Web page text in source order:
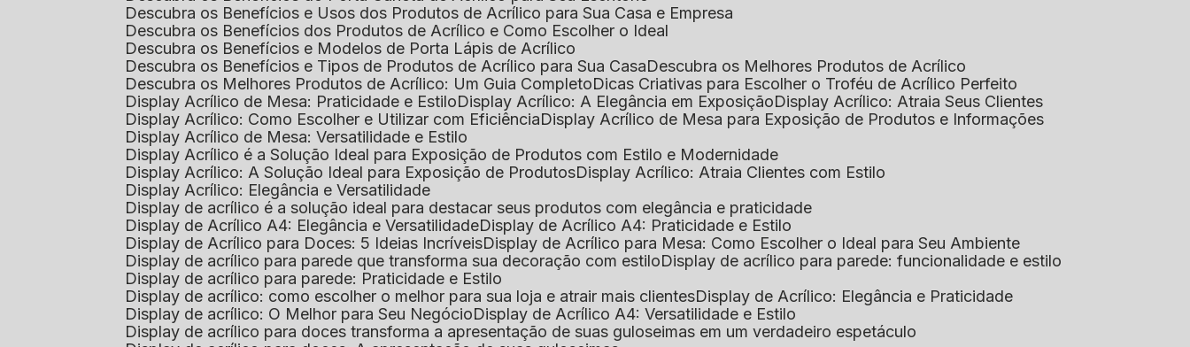
Descubra os Benefícios e Usos dos Produtos de Acrílico para Sua Casa e Empresa
Descubra os Benefícios dos Produtos de Acrílico e Como Escolher o Ideal
Descubra os Benefícios e Modelos de Porta Lápis de Acrílico
Descubra os Benefícios e Tipos de Produtos de Acrílico para Sua Casa
Descubra os Melhores Produtos de Acrílico
Descubra os Melhores Produtos de Acrílico: Um Guia Completo
Dicas Criativas para Escolher o Troféu de Acrílico Perfeito
Display Acrílico de Mesa: Praticidade e Estilo
Display Acrílico: A Elegância em Exposição
Display Acrílico: Atraia Seus Clientes
Display Acrílico: Como Escolher e Utilizar com Eficiência
Display Acrílico de Mesa para Exposição de Produtos e Informações
Display Acrílico de Mesa: Versatilidade e Estilo
Display Acrílico é a Solução Ideal para Exposição de Produtos com Estilo e Modernidade
Display Acrílico: A Solução Ideal para Exposição de Produtos
Display Acrílico: Atraia Clientes com Estilo
Display Acrílico: Elegância e Versatilidade
Display de acrílico é a solução ideal para destacar seus produtos com elegância e praticidade
Display de Acrílico A4: Elegância e Versatilidade
Display de Acrílico A4: Praticidade e Estilo
Display de Acrílico para Doces: 5 Ideias Incríveis
Display de Acrílico para Mesa: Como Escolher o Ideal para Seu Ambiente
Display de acrílico para parede que transforma sua decoração com estilo
Display de acrílico para parede: funcionalidade e estilo
Display de acrílico para parede: Praticidade e Estilo
Display de acrílico: como escolher o melhor para sua loja e atrair mais clientes
Display de Acrílico: Elegância e Praticidade
Display de acrílico: O Melhor para Seu Negócio
Display de Acrílico A4: Versatilidade e Estilo
Display de acrílico para doces transforma a apresentação de suas guloseimas em um verdadeiro espetáculo